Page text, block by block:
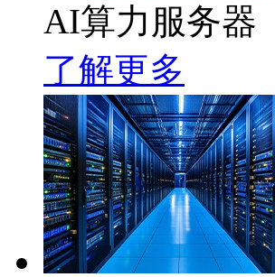
AI算力服务器
了解更多